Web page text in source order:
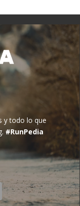
y todo lo que
#RunPedia